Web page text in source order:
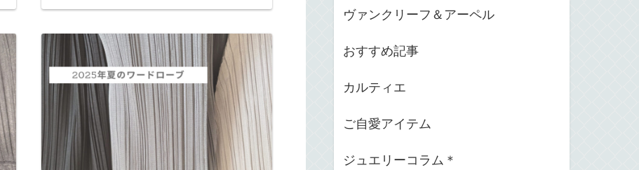
ヴァンクリーフ＆アーペル
おすすめ記事
カルティエ
ご自愛アイテム
ジュエリーコラム＊